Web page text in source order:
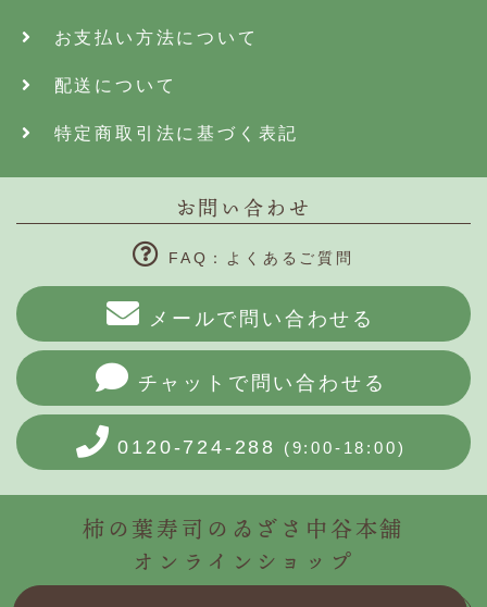
お支払い方法について
配送について
特定商取引法に基づく表記
お問い合わせ
FAQ：よくあるご質問
メールで問い合わせる
チャットで問い合わせる
0120-724-288 (9:00-18:00)
柿の葉寿司のゐざさ中谷本舗
オンラインショップ